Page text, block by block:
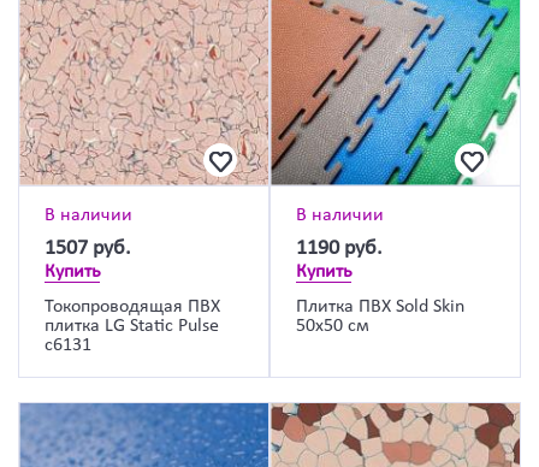
В наличии
1507 руб.
Купить
Токопроводящая ПВХ
плитка LG Static Pulse
c6131
В наличии
1190 руб.
Купить
Плитка ПВХ Sold Skin
50х50 см